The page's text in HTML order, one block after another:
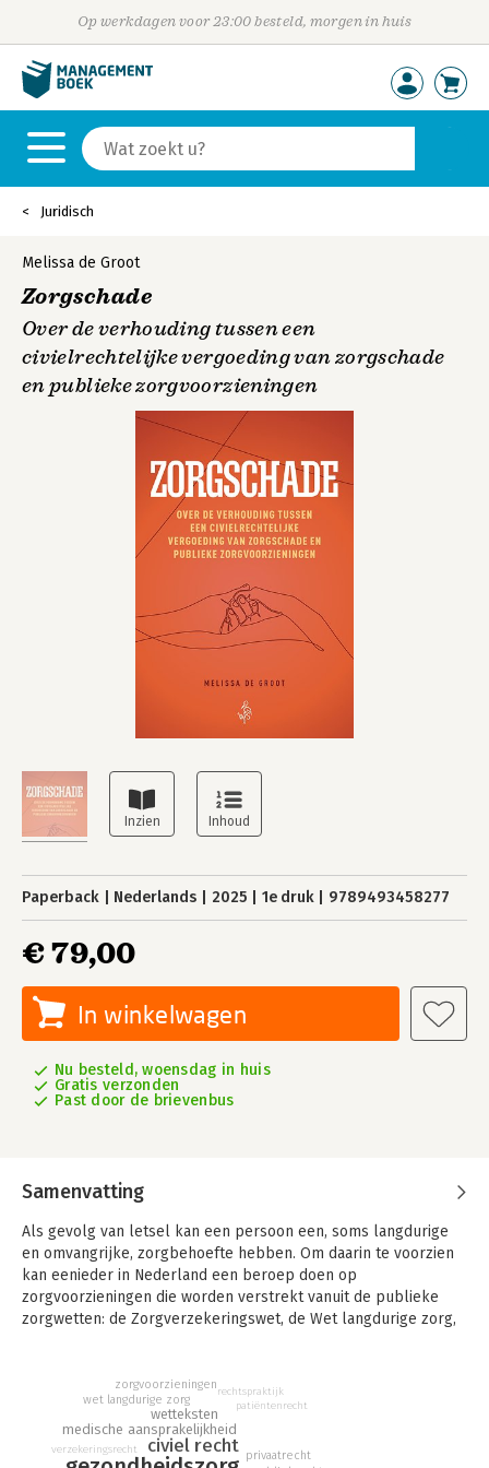
Op werkdagen voor 23:00 besteld, morgen in huis
Juridisch
Melissa de Groot
Zorgschade
Over de verhouding tussen een
civielrechtelijke vergoeding van zorgschade
en publieke zorgvoorzieningen
Paperback Nederlands 2025 1e druk 9789493458277
€ 79,00
In winkelwagen
Nu besteld, woensdag in huis
Gratis verzonden
Past door de brievenbus
Samenvatting
Als gevolg van letsel kan een persoon een, soms langdurige
en omvangrijke, zorgbehoefte hebben. Om daarin te voorzien
kan eenieder in Nederland een beroep doen op
zorgvoorzieningen die worden verstrekt vanuit de publieke
zorgwetten: de Zorgverzekeringswet, de Wet langdurige zorg,
een ander op grond van het civiele aansprakelijkheidsrecht
aansprakelijk is, dan kan voor de zorgbehoevende ook een
andere route openstaan: een civielrechtelijke aanspraak op
vergoeding van schade, waaronder zijn zorgschade.
civiel recht
medische aansprakelijkheid
wetteksten
privaatrecht
wet langdurige zorg
zorgvoorzieningen
verzekeringsrecht
rechtspraktijk
patiëntenrecht